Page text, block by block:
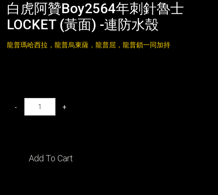
白虎阿贊Boy2564年刺針魯士
LOCKET (黃面) -連防水殼
龍普瑪哈西拉，龍普烏東薩，龍普屈，龍普鎖一同加持
- +
Add To Cart